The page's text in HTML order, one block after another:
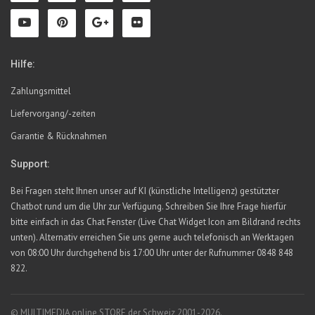
Hilfe:
Zahlungsmittel
Liefervorgang/-zeiten
Garantie & Rücknahmen
Support:
Bei Fragen steht Ihnen unser auf KI (künstliche Intelligenz) gestützter
Chatbot rund um die Uhr zur Verfügung. Schreiben Sie Ihre Frage hierfür
bitte einfach in das Chat Fenster (Live Chat Widget Icon am Bildrand rechts
unten). Alternativ erreichen Sie uns gerne auch telefonisch an Werktagen
von 08:00 Uhr durchgehend bis 17:00 Uhr unter der Rufnummer 0848 848
822.
© MULTIMEDIA online STORE der Schweiz 2001-2026.